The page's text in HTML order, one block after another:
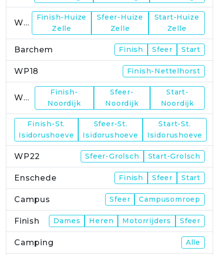
WP15
Finish-Huize
Zelle
Sfeer-Huize
Zelle
Start-Huize
Zelle
Barchem Finish Sfeer Start
WP18 Finish-Nettelhorst
WP19
Finish-
Noordijk
Sfeer-
Noordijk
Start-
Noordijk
Finish-St.
Isidorushoeve
Sfeer-St.
Isidorushoeve
Start-St.
Isidorushoeve
WP22 Sfeer-Grolsch Start-Grolsch
Enschede Finish Sfeer Start
Campus Sfeer Campusomroep
Finish Dames Heren Motorrijders Sfeer
Camping Alle